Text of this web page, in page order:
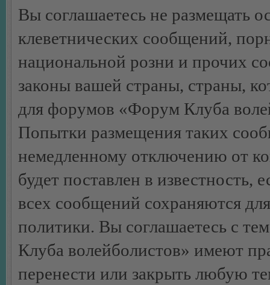
Вы соглашаетесь не размещать
клеветнических сообщений,
национальной розни и прочих
законы вашей страны, страны,
для форумов «Форум Клуба
Попытки размещения таких
немедленному отключению от
будет поставлен в
всех сообщений сохраняются
политики. Вы соглашаетесь с
Клуба волейболистов» имеют
перенести или закрыть любую